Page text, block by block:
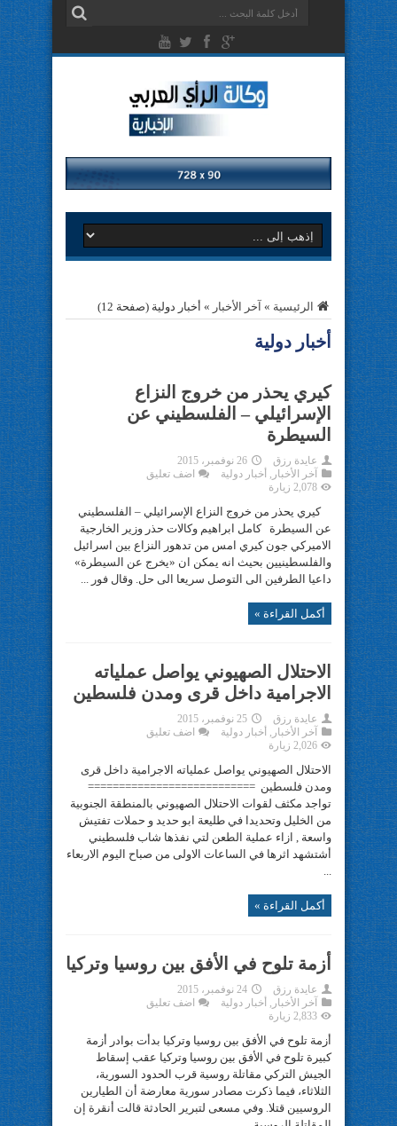
الرئيسية » آخر الأخبار » أخبار دولية (صفحة 12)
أخبار دولية
كيري يحذر من خروج النزاع
الإسرائيلي – الفلسطيني عن
السيطرة
عايدة رزق
26 نوفمبر، 2015
آخر الأخبار , أخبار دولية
اضف تعليق
2,078 زيارة
كيري يحذر من خروج النزاع الإسرائيلي – الفلسطيني
عن السيطرة كامل ابراهيم وكالات حذر وزير الخارجية
الاميركي جون كيري امس من تدهور النزاع بين اسرائيل
والفلسطينيين بحيث انه يمكن ان «يخرج عن السيطرة»
داعيا الطرفين الى التوصل سريعا الى حل. وقال فور ...
أكمل القراءة »
الاحتلال الصهيوني يواصل عملياته
الاجرامية داخل قرى ومدن فلسطين
عايدة رزق
25 نوفمبر، 2015
آخر الأخبار , أخبار دولية
اضف تعليق
2,026 زيارة
الاحتلال الصهيوني يواصل عملياته الاجرامية داخل قرى
ومدن فلسطين ===========================
تواجد مكثف لقوات الاحتلال الصهيوني بالمنطقة الجنوبية
من الخليل وتحديدا في طليعة ابو حديد و حملات تفتيش
واسعة , ازاء عملية الطعن لتي نفذها شاب فلسطيني
أشتشهد اثرها في الساعات الاولى من صباح اليوم الاربعاء
...
أكمل القراءة »
أزمة تلوح في الأفق بين روسيا وتركيا
عايدة رزق
24 نوفمبر، 2015
آخر الأخبار , أخبار دولية
اضف تعليق
2,833 زيارة
أزمة تلوح في الأفق بين روسيا وتركيا بدأت بوادر أزمة
كبيرة تلوح في الأفق بين روسيا وتركيا عقب إسقاط
الجيش التركي مقاتلة روسية قرب الحدود السورية،
الثلاثاء، فيما ذكرت مصادر سورية معارضة أن الطيارين
الروسيين قتلا. وفي مسعى لتبرير الحادثة قالت أنقرة إن